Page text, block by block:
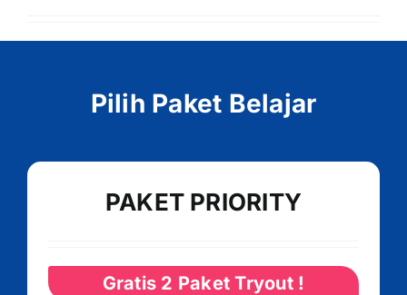
Pilih Paket Belajar
PAKET PRIORITY
Gratis 2 Paket Tryout !